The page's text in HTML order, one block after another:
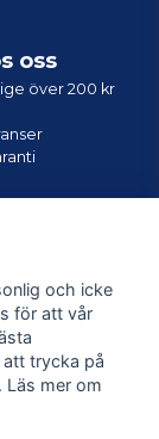
oss
över 200 kr
och icke
för att vår
trycka på
Läs mer om